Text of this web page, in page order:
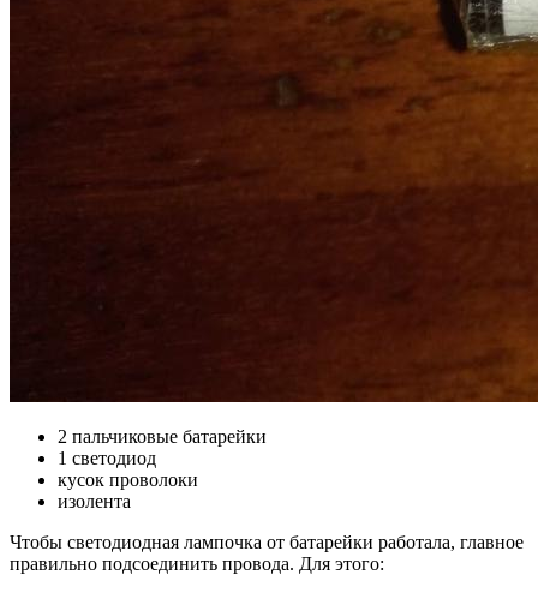
2 пальчиковые батарейки
1 светодиод
кусок проволоки
изолента
Чтобы светодиодная лампочка от батарейки работала, главное
правильно подсоединить провода. Для этого: